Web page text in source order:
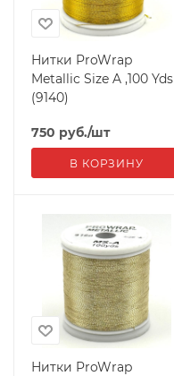
Нитки ProWrap
Metallic Size A ,100 Yds
(9140)
750 руб./шт
В КОРЗИНУ
Нитки ProWrap